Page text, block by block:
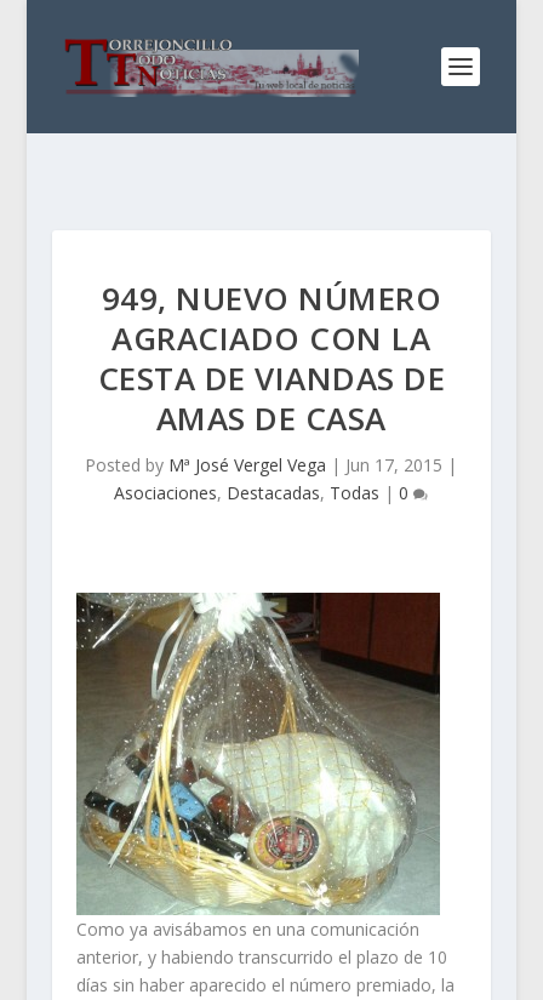
949, NUEVO NÚMERO
AGRACIADO CON LA
CESTA DE VIANDAS DE
AMAS DE CASA
Posted by Mª José Vergel Vega | Jun 17, 2015 |
Asociaciones, Destacadas, Todas |0
Como ya avisábamos en una comunicación
anterior, y habiendo transcurrido el plazo de 10
días sin haber aparecido el número premiado, la